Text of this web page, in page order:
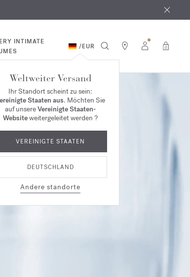
INTIMATE
/EUR 0
Weltweiter Versand
Ihr Standort scheint zu sein:
Staaten aus. Möchten Sie
auf unsereVereinigte Staaten-
Websiteweitergeleitet werden ?
VEREINIGTE STAATEN
DEUTSCHLAND
Andere standorte